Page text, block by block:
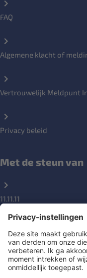
FAQ
Algemene klacht of
Vertrouwelijk Meldpunt
Privacy beleid
Met de steun van
11.11.11
DGD
Social Links